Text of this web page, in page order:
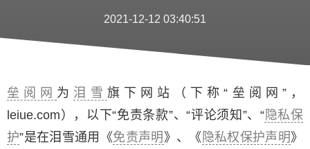
2021-12-12 03:40:51
垒阅网 为 泪雪 旗下网站（下称“垒阅网”，
leiue.com），以下“免责条款”、“评论须知”、“隐私保
护”是在泪雪通用《免责声明 》、《 隐私权保护声明》